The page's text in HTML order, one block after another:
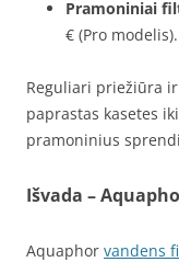
Pramoniniai
€ (Pro modelis).
Reguliari priežiūra
paprastas kasetes
pramoninius
Išvada –
Aquaphor vandens